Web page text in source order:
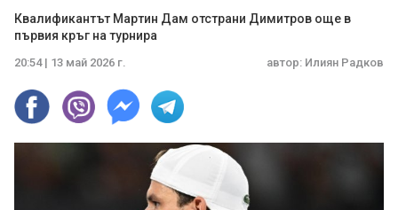
Квалификантът Мартин Дам отстрани Димитров още в
първия кръг на турнира
20:54 | 13 май 2026 г. автор: Илиян Радков